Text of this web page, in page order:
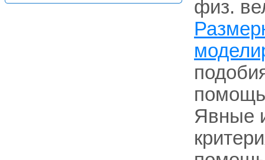
физ.
Явные